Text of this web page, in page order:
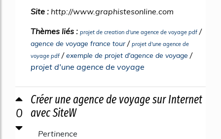
Site : http://www.graphistesonline.com
Thèmes liés : projet de creation d'une agence de voyage pdf /
agence de voyage france tour/ projet d'une agence de
voyage pdf /exemple de projet d'agence de voyage /
projet d'une agence de voyage
0
Créer une agence de voyage sur Internet
avec SiteW
Pertinence